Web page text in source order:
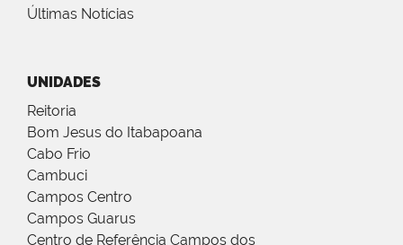
Últimas Notícias
UNIDADES
Reitoria
Bom Jesus do Itabapoana
Cabo Frio
Cambuci
Campos Centro
Campos Guarus
Centro de Referência Campos dos